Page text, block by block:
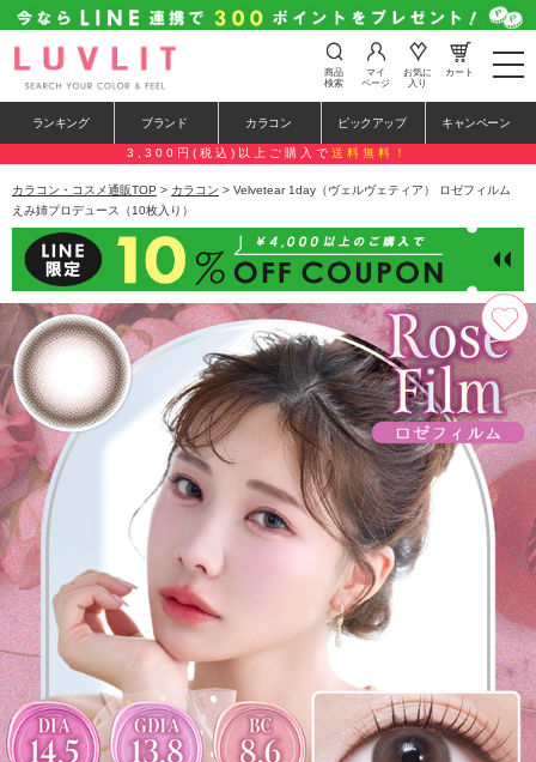
t
o
e
n
a
i
o
n
商品
検索
マイ
ページ
お気に
入り
カート
ランキング ブランド カラコン ピックアップ キャンペーン
3,300円(税込)以上ご購入で 送料無料！
カラコン・コスメ通販TOP > カラコン > Velvetear 1day（ヴェルヴェティア） ロゼフィルム
えみ姉プロデュース（10枚入り）